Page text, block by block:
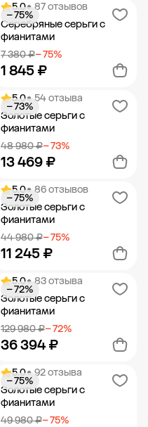
Добавить в корзину
5.0• 87 отзывов
Серебряные серьги с
фианитами
7 380 ₽− 75%
1 845 ₽
− 75%
Добавить в корзину
5.0• 54 отзыва
Золотые серьги с
фианитами
48 980 ₽− 73%
13 469 ₽
− 73%
Добавить в корзину
5.0• 86 отзывов
Золотые серьги с
фианитами
44 980 ₽− 75%
11 245 ₽
− 75%
Добавить в корзину
5.0• 83 отзыва
Золотые серьги с
фианитами
129 980 ₽− 72%
36 394 ₽
− 72%
Добавить в корзину
5.0• 92 отзыва
Золотые серьги с
фианитами
49 980 ₽− 75%
− 75%